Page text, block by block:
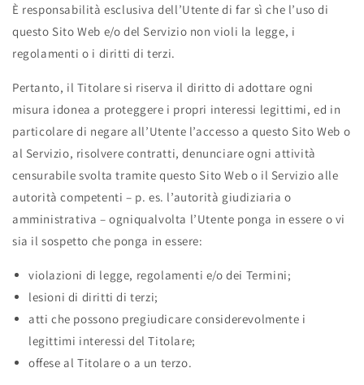
È responsabilità esclusiva dell’Utente di far sì che l’uso di
questo Sito Web e/o del Servizio non violi la legge, i
regolamenti o i diritti di terzi.
Pertanto, il Titolare si riserva il diritto di adottare ogni
misura idonea a proteggere i propri interessi legittimi, ed in
particolare di negare all’Utente l’accesso a questo Sito Web o
al Servizio, risolvere contratti, denunciare ogni attività
censurabile svolta tramite questo Sito Web o il Servizio alle
autorità competenti – p. es. l’autorità giudiziaria o
amministrativa – ogniqualvolta l’Utente ponga in essere o vi
sia il sospetto che ponga in essere:
violazioni di legge, regolamenti e/o dei Termini;
lesioni di diritti di terzi;
atti che possono pregiudicare considerevolmente i
legittimi interessi del Titolare;
offese al Titolare o a un terzo.